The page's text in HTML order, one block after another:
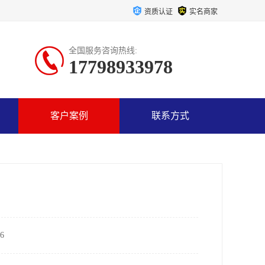
资质认证 实名商家
全国服务咨询热线:
17798933978
客户案例 联系方式